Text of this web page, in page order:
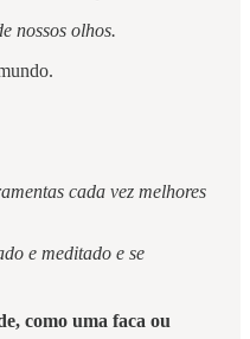
nossos olhos.
cada vez melhores
e meditado e se
como uma faca ou